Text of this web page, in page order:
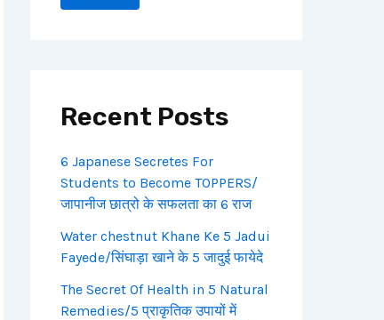
Recent Posts
6 Japanese Secretes For
Students to Become TOPPERS/
जापानीज छात्रो के सफलता का 6 राज
Water chestnut Khane Ke 5 Jadui
Fayede/सिंघाड़ा खाने के 5 जादुई फायेदे
The Secret Of Health in 5 Natural
Remedies/5 प्राकृतिक उपायों में